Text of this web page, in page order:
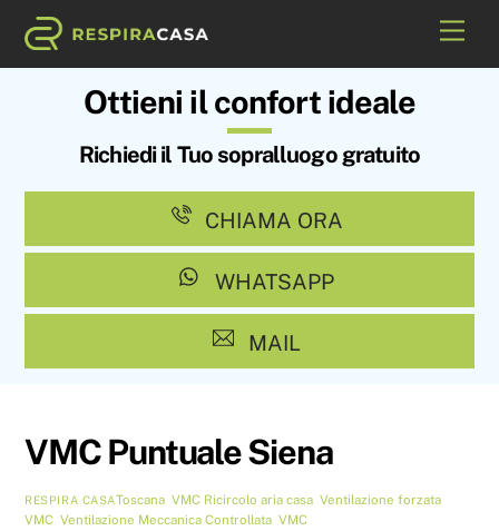
Skip
Ottieni il confort ideale
Richiedi il Tuo sopralluogo gratuito
CHIAMA ORA
WHATSAPP
MAIL
VMC Puntuale Siena
RESPIRA CASAToscana, VMC Ricircolo aria casa, Ventilazione forzata
VMC ,Ventilazione Meccanica Controllata ,VMC